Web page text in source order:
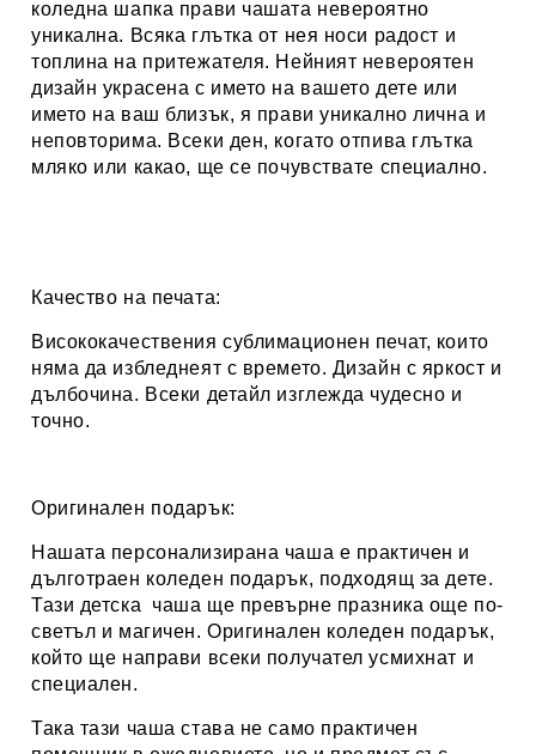
коледна шапка прави чашата невероятно
уникална. Всяка глътка от нея носи радост и
топлина на притежателя. Нейният невероятен
дизайн украсена с името на вашето дете или
името на ваш близък, я прави уникално лична и
неповторима. Всеки ден, когато отпива глътка
мляко или какао, ще се почувствате специално.
Качество на печата:
Висококачествения сублимационен печат, които
няма да избледнеят с времето. Дизайн с яркост и
дълбочина. Всеки детайл изглежда чудесно и
точно.
Оригинален подарък:
Нашата персонализирана чаша е практичен и
дълготраен коледен подарък, подходящ за дете.
Тази детска чаша ще превърне празника още по-
светъл и магичен. Оригинален коледен подарък,
който ще направи всеки получател усмихнат и
специален.
Така тази чаша става не само практичен